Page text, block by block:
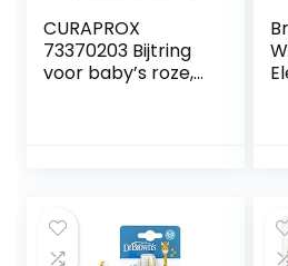
CURAPROX
73370203 Bijtring
voor baby’s roze,
tanden, BPA-vrij,
roze, 1 stuk